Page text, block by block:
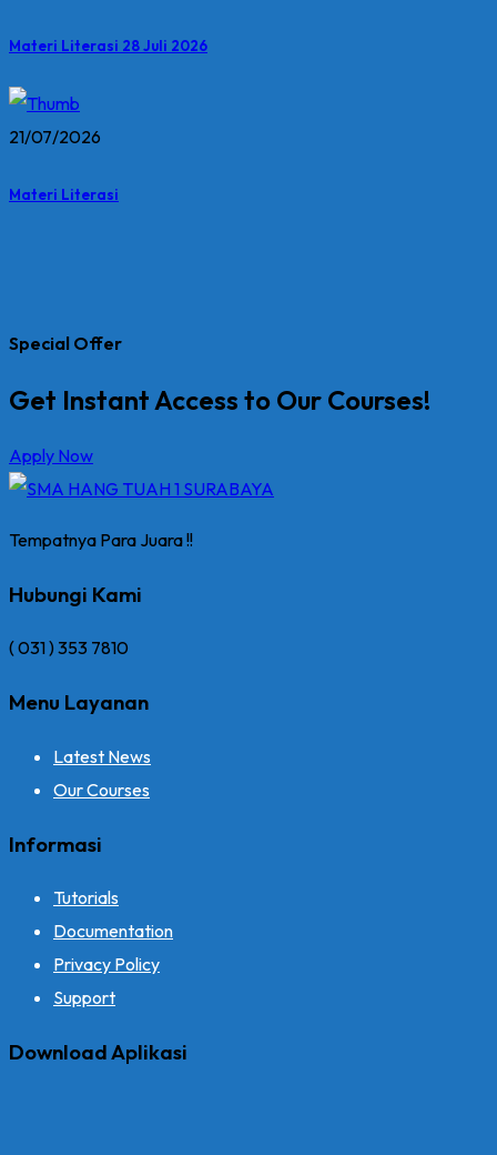
Materi Literasi 28 Juli 2026
21/07/2026
Materi Literasi
Special Offer
Get Instant Access to Our Courses!
Apply Now
Tempatnya Para Juara !!
Hubungi Kami
( 031 ) 353 7810
Menu Layanan
Latest News
Our Courses
Informasi
Tutorials
Documentation
Privacy Policy
Support
Download Aplikasi